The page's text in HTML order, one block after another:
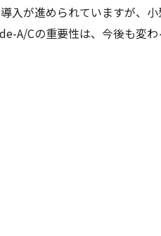
入が進められていますが、
A/Cの重要性は、今後も変